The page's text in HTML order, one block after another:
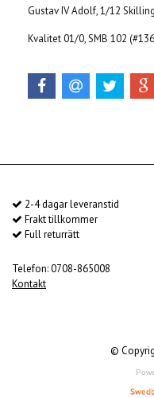
Gustav IV Adolf, 1/12
Kvalitet 01/0, SMB 102
2-4 dagar leveranstid
Frakt tillkommer
Full returrätt
Telefon: 0708-865008
Kontakt
©